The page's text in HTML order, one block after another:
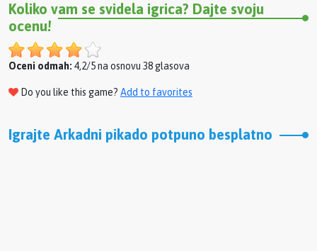
Koliko vam se svidela igrica? Dajte svoju
ocenu!
Oceni odmah: 4,2/5 na osnovu 38 glasova
Do you like this game? Add to favorites
Igrajte Arkadni pikado potpuno besplatno